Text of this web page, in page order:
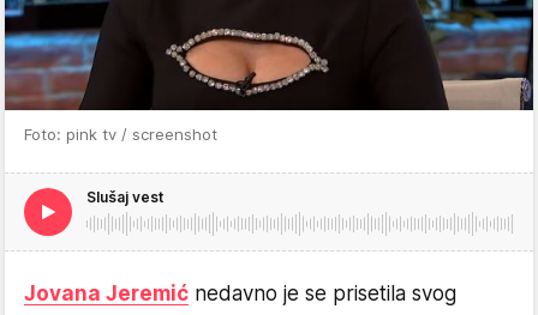
Foto: pink tv / screenshot
Slušaj vest
Jovana Jeremić nedavno je se prisetila svog